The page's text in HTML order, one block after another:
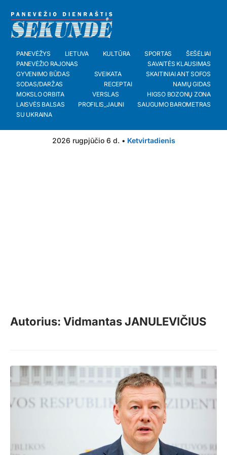
PANEVĖŽYS LIETUVA KULTŪRA SPORTAS
ŠEŠĖLIAI
PANEVĖŽIO RAJONAS
SAVAITĖS KLAUSIMAS
GYVENIMO BŪDAS
SVEIKATA
SKAITINIAI ANT SOFOS
SODAS/DARŽAS
RECEPTAI
NAMŲ GIDAS
MOKSLO ORBITA
VERSLAS
HIGSO BOZONŲ ZONA
LAISVĖS BALSAS
PROFILIS_JAUNI
SAUGUMO BAROMETRAS
SU UKRAINA
2026 rugpjūčio 6 d. • Ketvirtadienis
Autorius: Vidmantas JANULEVIČIUS